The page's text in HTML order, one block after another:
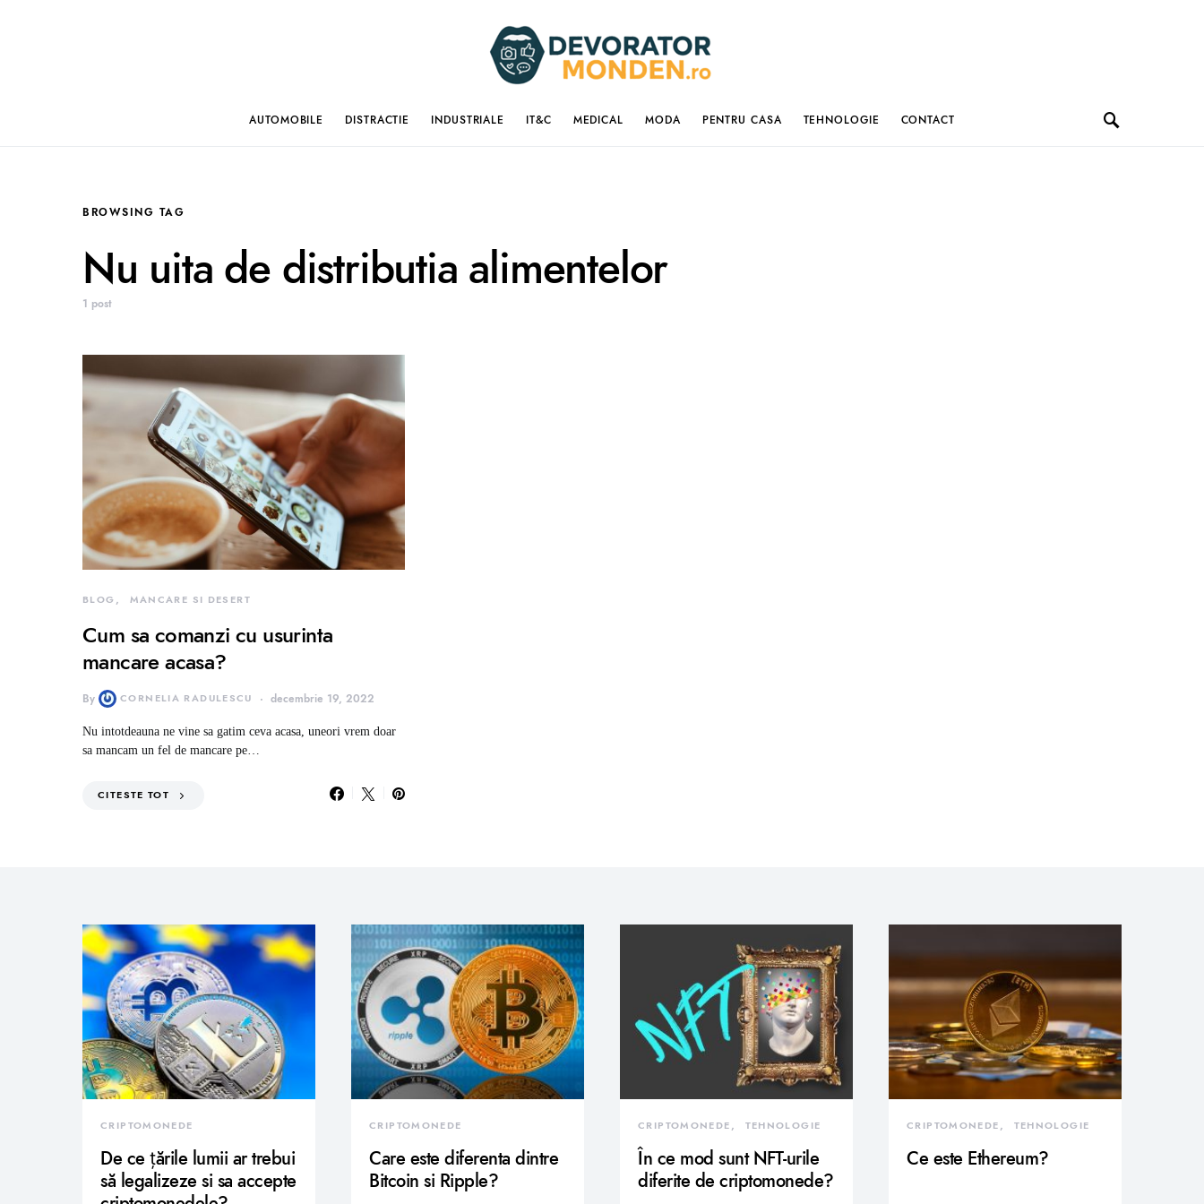
AUTOMOBILE DISTRACTIE INDUSTRIALE IT&C MEDICAL MODA PENTRU CASA TEHNOLOGIE CONTACT
BROWSING TAG
Nu uita de distributia alimentelor
1 post
BLOG MANCARE SI DESERT
Cum sa comanzi cu usurinta
mancare acasa?
By CORNELIA RADULESCU decembrie 19, 2022
Nu intotdeauna ne vine sa gatim ceva acasa, uneori vrem doar
sa mancam un fel de mancare pe…
CITESTE TOT
CRIPTOMONEDE
De ce țările lumii ar trebui
să legalizeze si sa accepte
CRIPTOMONEDE
Care este diferenta dintre
Bitcoin si Ripple?
CRIPTOMONEDE TEHNOLOGIE
În ce mod sunt NFT-urile
diferite de criptomonede?
CRIPTOMONEDE TEHNOLOGIE
Ce este Ethereum?